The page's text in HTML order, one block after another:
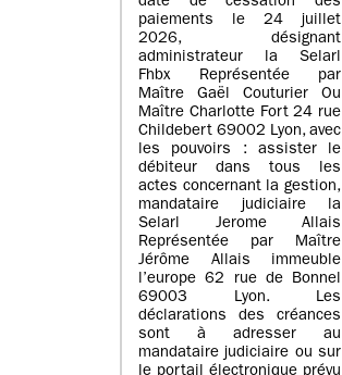
paiements le 24 juillet
2026, désignant
administrateur la Selarl
Fhbx Représentée par
Maître Gaël Couturier Ou
Maître Charlotte Fort 24 rue
Childebert 69002 Lyon, avec
les pouvoirs : assister le
débiteur dans tous les
actes concernant la gestion,
mandataire judiciaire la
Selarl Jerome Allais
Représentée par Maître
Jérôme Allais immeuble
l’europe 62 rue de Bonnel
69003 Lyon. Les
déclarations des créances
sont à adresser au
mandataire judiciaire ou sur